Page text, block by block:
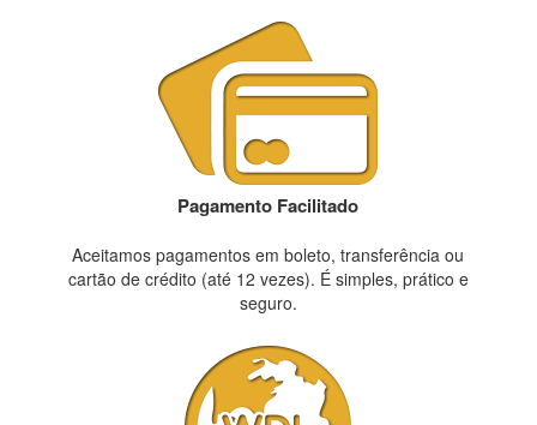
Pagamento Facilitado
Aceitamos pagamentos em boleto, transferência ou
cartão de crédito (até 12 vezes). É simples, prático e
seguro.